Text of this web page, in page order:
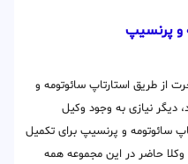
و پرنسیپ
از طریق استارتاپ سائوتومه و
دیگر نیازی به وجود وکیل
سائوتومه و پرنسیپ برای تکمیل
حاضر در این مجموعه همه